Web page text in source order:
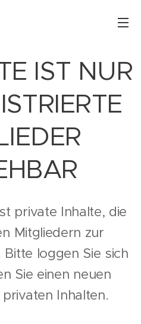
IST NUR
private Inhalte, die
Mitgliedern zur
loggen Sie sich
Sie einen neuen
Inhalten.